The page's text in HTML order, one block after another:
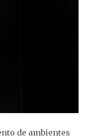
de ambientes